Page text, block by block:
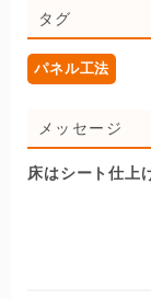
タグ
パネル工法
メッセージ
床はシート仕上